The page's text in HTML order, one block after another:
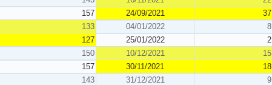
157 24/09/2021 37
133 04/01/2022 8
127 25/01/2022 2
150 10/12/2021 15
157 30/11/2021 18
143 31/12/2021 9